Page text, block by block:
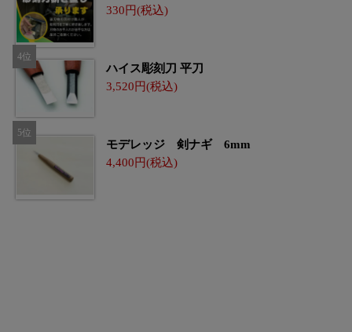
330
ハイス彫刻刀 平刀
3,520
モデレッジ 剣ナギ 6mm
4,400